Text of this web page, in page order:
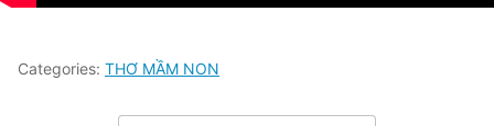
Categories: THƠ MẦM NON